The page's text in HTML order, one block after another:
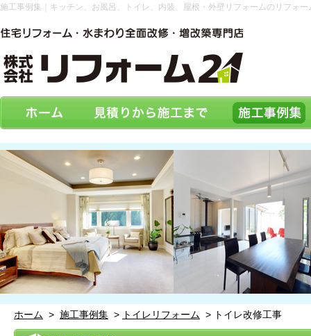
施工事例集｜キッチン、お風呂、トイレ、内装、屋根・外壁リフォームのリフォ
ホーム > 施工事例集 > トイレリフォーム > トイレ改修工事